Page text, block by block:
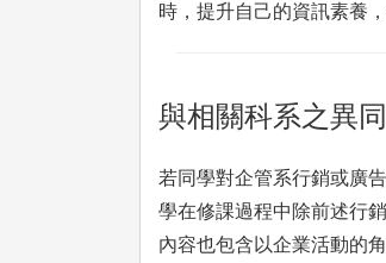
時，提升自己的資訊素養
與相關科系之異同
若同學對企管系行銷或廣
學在修課過程中除前述行
內容也包含以企業活動的